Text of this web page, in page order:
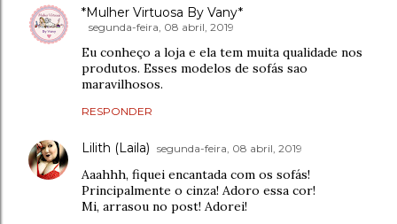
*Mulher Virtuosa By Vany*
segunda-feira, 08 abril, 2019
Eu conheço a loja e ela tem muita qualidade nos
produtos. Esses modelos de sofás sao
maravilhosos.
RESPONDER
Lilith (Laila) segunda-feira, 08 abril, 2019
Aaahhh, fiquei encantada com os sofás!
Principalmente o cinza! Adoro essa cor!
Mi, arrasou no post! Adorei!